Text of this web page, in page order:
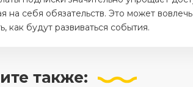
себя обязательств. Это может
будут развиваться события.
также: